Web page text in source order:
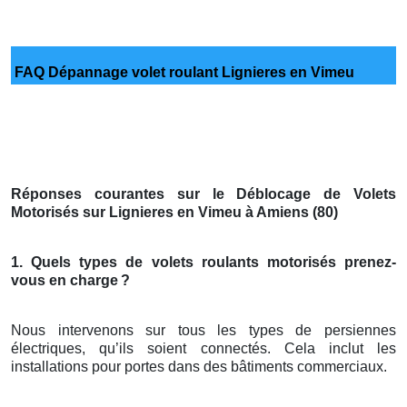
FAQ Dépannage volet roulant Lignieres en Vimeu
Réponses courantes sur le Déblocage de Volets
Motorisés sur Lignieres en Vimeu à Amiens (80)
1. Quels types de volets roulants motorisés prenez-
vous en charge ?
Nous intervenons sur tous les types de persiennes
électriques, qu’ils soient connectés. Cela inclut les
installations pour portes dans des bâtiments commerciaux.